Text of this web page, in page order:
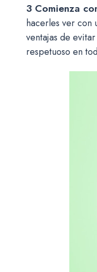
3 Comienza
hacerles ver con
ventajas de
respetuoso en